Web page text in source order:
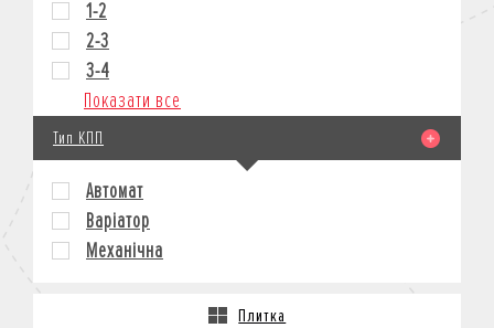
1-2
2-3
3-4
Показати все
Тип КПП
Автомат
Варіатор
Механічна
Плитка